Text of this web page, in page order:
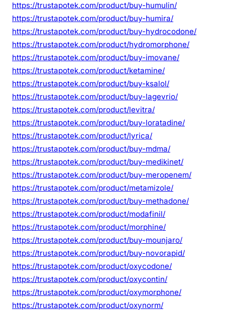
https://trustapotek.com/product/buy-humulin/
https://trustapotek.com/product/buy-humira/
https://trustapotek.com/product/buy-hydrocodone/
https://trustapotek.com/product/hydromorphone/
https://trustapotek.com/product/buy-imovane/
https://trustapotek.com/product/ketamine/
https://trustapotek.com/product/buy-ksalol/
https://trustapotek.com/product/buy-lagevrio/
https://trustapotek.com/product/levitra/
https://trustapotek.com/product/buy-loratadine/
https://trustapotek.com/product/lyrica/
https://trustapotek.com/product/buy-mdma/
https://trustapotek.com/product/buy-medikinet/
https://trustapotek.com/product/buy-meropenem/
https://trustapotek.com/product/metamizole/
https://trustapotek.com/product/buy-methadone/
https://trustapotek.com/product/modafinil/
https://trustapotek.com/product/morphine/
https://trustapotek.com/product/buy-mounjaro/
https://trustapotek.com/product/buy-novorapid/
https://trustapotek.com/product/oxycodone/
https://trustapotek.com/product/oxycontin/
https://trustapotek.com/product/oxymorphone/
https://trustapotek.com/product/oxynorm/